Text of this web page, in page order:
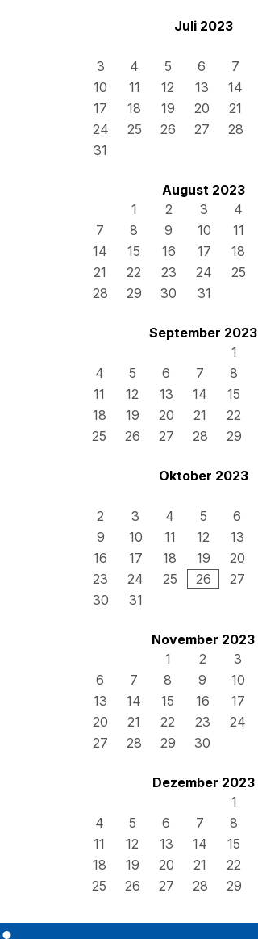
Juli 2023
3
4 5 6 7
10
11 12 13 14
17
18 19 20 21
24
25 26 27 28
31
August 2023
1
2 3 4
7
8 9 10 11
14
15 16 17 18
21
22 23 24 25
28
29 30 31
September 2023
1
4
5 6 7 8
11
12 13 14 15
18
19 20 21 22
25
26 27 28 29
Oktober 2023
2
3 4 5 6
9
10 11 12 13
16
17 18 19 20
23
24 25 26 27
30
31
November 2023
1
2 3
6
7 8 9 10
13
14 15 16 17
20
21 22 23 24
27
28 29 30
Dezember 2023
1
4
5 6 7 8
11
12 13 14 15
18
19 20 21 22
25
26 27 28 29